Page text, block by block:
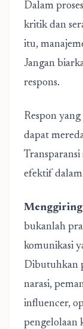
Dalam
kritik dan
itu,
Jangan
respons.
Respon
dapat
efektif dalam
bukanlah
komunikasi
Dibutuhkan
narasi,
influencer,
pengelolaan